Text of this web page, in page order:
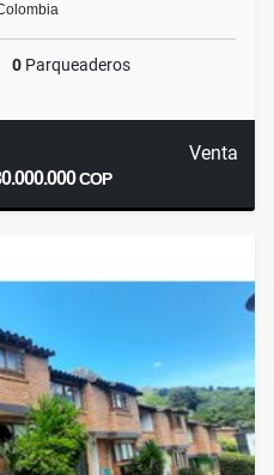
0 Parqueaderos
Venta
COP